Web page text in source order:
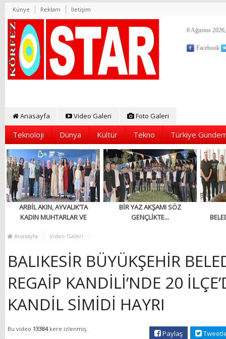
Künye Reklam İletişim
8 Ağustos
Facebook
Anasayfa Video Galeri Foto Galeri
Teknoloji Dünya Kültür Tekno Türkiye
ARBİL AKIN, AYVALIK’TA
KADIN MUHTARLAR VE
BULUŞTU
BİR YAZ AKŞAMI SÖZ
GENÇLİKTE...
Anasayfa Video Galeri
BALIKESİR BÜYÜKŞEHİR
REGAİP KANDİLİ’NDE 20
KANDİL SİMİDİ HAYRI
Bu video 13384kere izlenmiş.
Paylaş